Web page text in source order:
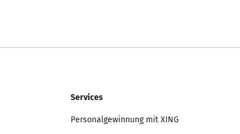
Services
Personalgewinnung mit XING